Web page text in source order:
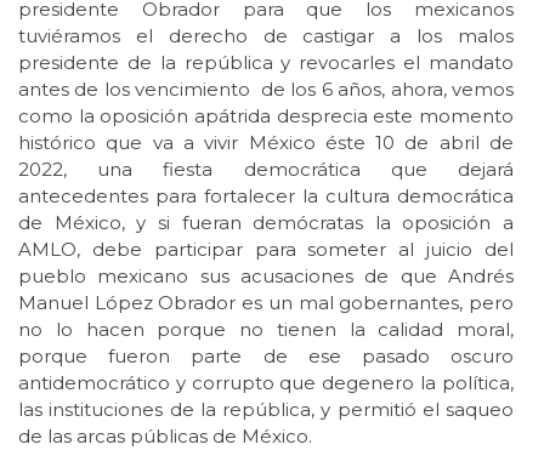
presidente Obrador para que los mexicanos
tuviéramos el derecho de castigar a los malos
presidente de la república y revocarles el mandato
antes de los vencimiento de los 6 años, ahora, vemos
como la oposición apátrida desprecia este momento
histórico que va a vivir México éste 10 de abril de
2022, una fiesta democrática que dejará
antecedentes para fortalecer la cultura democrática
de México, y si fueran demócratas la oposición a
AMLO, debe participar para someter al juicio del
pueblo mexicano sus acusaciones de que Andrés
Manuel López Obrador es un mal gobernantes, pero
no lo hacen porque no tienen la calidad moral,
porque fueron parte de ese pasado oscuro
antidemocrático y corrupto que degenero la política,
las instituciones de la república, y permitió el saqueo
de las arcas públicas de México.